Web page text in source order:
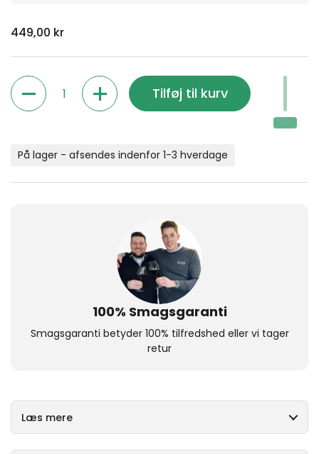
Normal pris
449,00 kr
Antal
Tilføj til kurv
På lager - afsendes indenfor 1-3 hverdage
100% Smagsgaranti
Smagsgaranti betyder 100% tilfredshed eller vi tager
retur
Læs mere